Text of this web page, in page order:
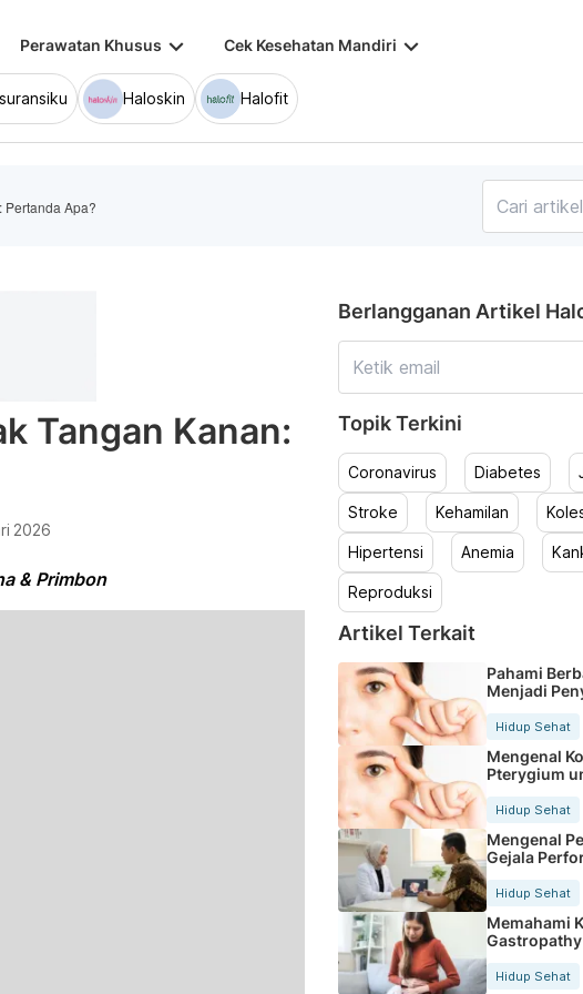
Perawatan Khusus keyboard_arrow_down Cek Kesehatan Mandiri keyboard_arrow_down
Haloskin Halofit
Pertanda Apa?
Tangan Kanan:
2026
& Primbon
Berlangganan Artikel
Topik Terkini
Coronavirus Diabetes
Stroke Kehamilan
Hipertensi Anemia
Reproduksi
Artikel Terkait
Pahami
Menjadi
Hidup Sehat
Mengenal
Pterygium
Hidup Sehat
Mengenal
Gejala
Tubuh
Hidup Sehat
Memahami
Gastropathy
Rekam
Hidup Sehat